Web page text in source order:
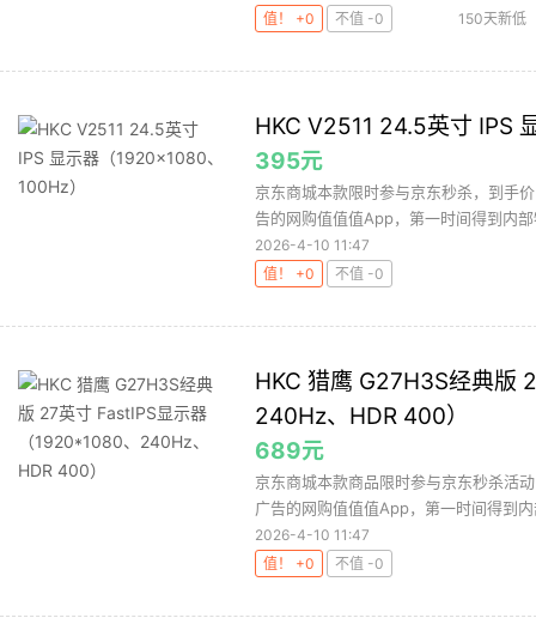
值！ +0
不值 -0 150天新低
HKC V2511 24.5英寸 IPS
395元
京东商城本款限时参与京东秒杀，到手
告的网购值值值App，第一时间得到内
2026-4-10 11:47
值！ +0
不值 -0
HKC 猎鹰 G27H3S经典版
240Hz、HDR 400）
689元
京东商城本款商品限时参与京东秒杀活
广告的网购值值值App，第一时间得到
2026-4-10 11:47
值！ +0
不值 -0